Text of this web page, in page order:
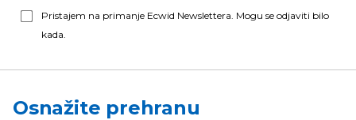
Pristajem na primanje Ecwid Newslettera. Mogu se odjaviti bilo
kada.
Osnažite prehranu